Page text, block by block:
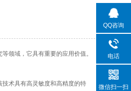
领域，它具有重要的应用价值。
术具有高灵敏度和高精度的特
QQ咨询
电话
微信扫一扫